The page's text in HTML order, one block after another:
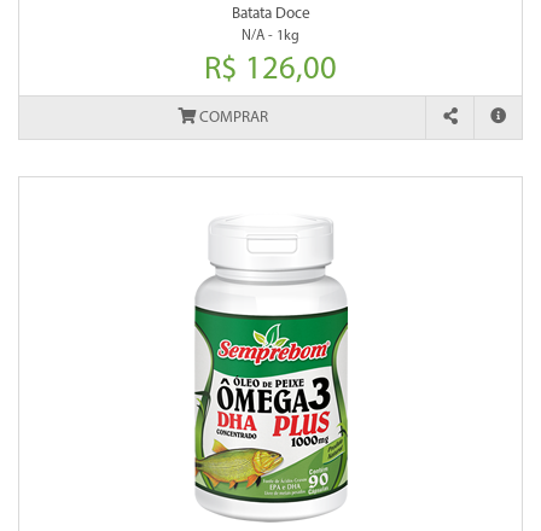
Batata Doce
N/A - 1kg
R$ 126,00
COMPRAR